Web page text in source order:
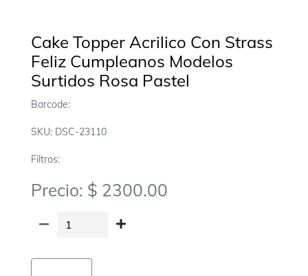
Cake Topper Acrilico Con Strass
Feliz Cumpleanos Modelos
Surtidos Rosa Pastel
Barcode:
SKU: DSC-23110
Filtros:
Precio: $ 2300.00